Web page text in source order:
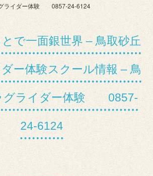
グライダー体験 0857-24-6124
で一面銀世界 – 鳥取砂丘
ー体験スクール情報 – 鳥
グライダー体験 0857-
24-6124